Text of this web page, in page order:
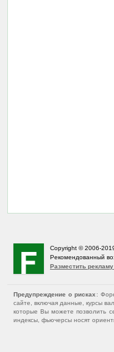
Copyright © 2006-
Рекомендованный
Разместить
Предупреждение о рисках :
сайте, включая данные, курсы
которые Вы можете позволить
индексы, фьючерсы носят